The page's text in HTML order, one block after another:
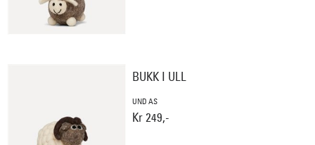
BUKK I ULL
UND AS
Kr 249,-